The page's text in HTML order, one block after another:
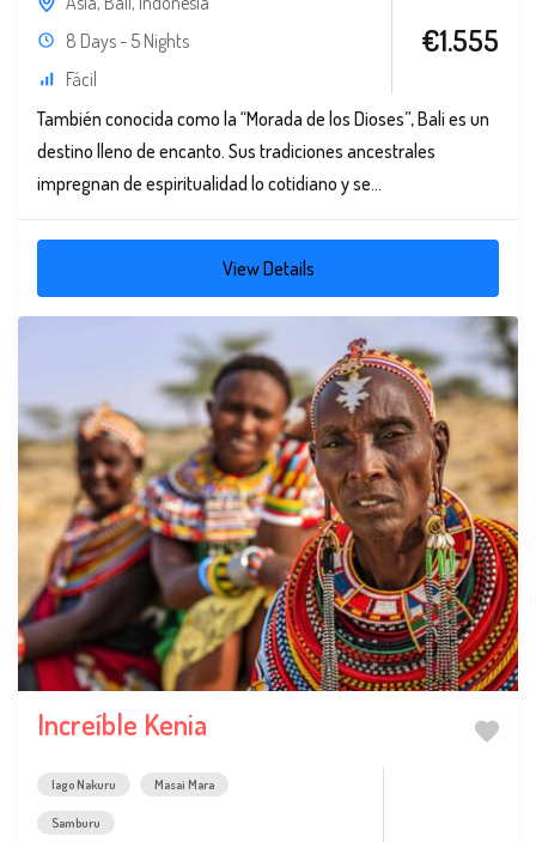
8 Days - 5 Nights
Fácil
€1.555
También conocida como la “Morada de los Dioses”, Bali es un
destino lleno de encanto. Sus tradiciones ancestrales
impregnan de espiritualidad lo cotidiano y se...
View Details
Increíble Kenia
lago Nakuru Masai Mara
Samburu